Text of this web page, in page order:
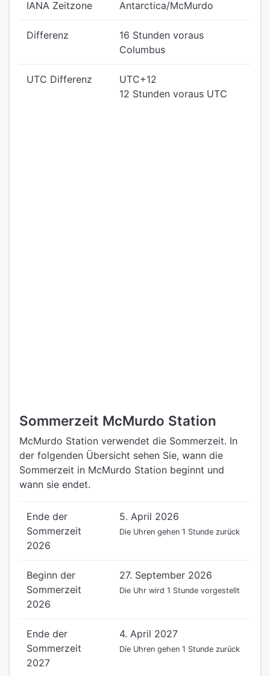
IANA Zeitzone Antarctica/McMurdo
Differenz
16 Stunden voraus
Columbus
UTC Differenz
UTC+12
12 Stunden voraus UTC
Sommerzeit McMurdo Station
McMurdo Station verwendet die Sommerzeit. In
der folgenden Übersicht sehen Sie, wann die
Sommerzeit in McMurdo Station beginnt und
wann sie endet.
Ende der
Sommerzeit
2026
5. April 2026
Die Uhren gehen 1 Stunde zurück
Beginn der
Sommerzeit
2026
27. September 2026
Die Uhr wird 1 Stunde vorgestellt
Ende der
Sommerzeit
2027
4. April 2027
Die Uhren gehen 1 Stunde zurück